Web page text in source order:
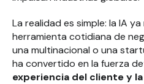
La realidad es simple: la IA
herramienta cotidiana de
una multinacional o una
ha convertido en la fuerza
experiencia del cliente y